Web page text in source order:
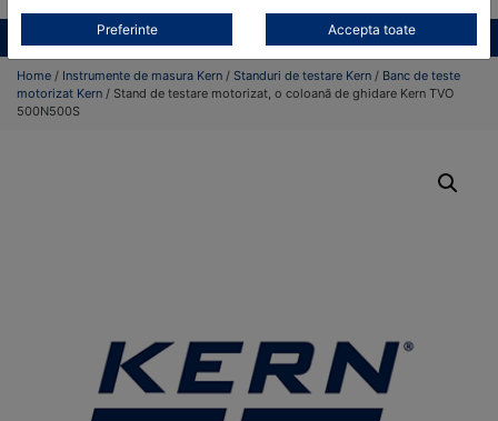
Toate produsele CONTACT
Home / Instrumente de masura Kern / Standuri de testare Kern / Banc de teste
motorizat Kern / Stand de testare motorizat, o coloană de ghidare Kern TVO
500N500S
Preferinte Accepta toate